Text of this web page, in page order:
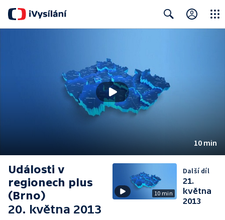
10 min
Události v
regionech plus
(Brno)
20. května 2013
10 min
Další díl
21.
května
2013